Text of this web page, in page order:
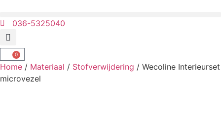
036-5325040
0
Home / Materiaal / Stofverwijdering / Wecoline Interieurset
microvezel